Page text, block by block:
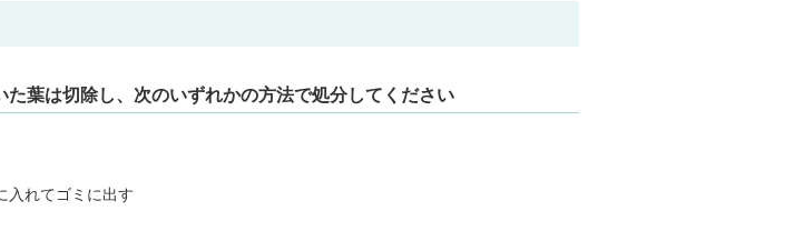
葉は切除し、次のいずれかの方法で処分してください
入れてゴミに出す